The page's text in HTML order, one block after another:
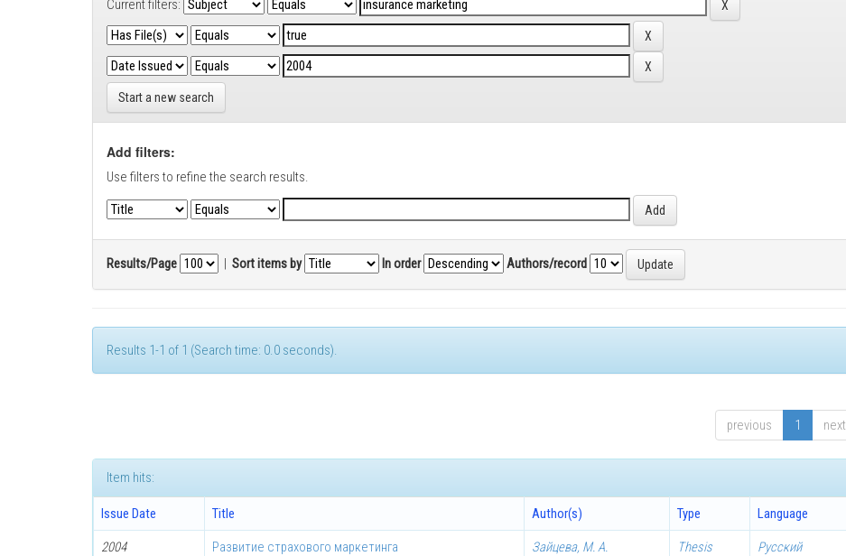
Current filters:
Start a new search
Add filters:
Use filters to refine the search results.
Results/Page | Sort items by In order Authors/record
Results 1-1 of 1 (Search time: 0.0 seconds).
previous 1 next
Item hits:
Issue Date Title Author(s) Type Language
2004 Развитие страхового маркетинга Зайцева, М. А. Thesis Русский